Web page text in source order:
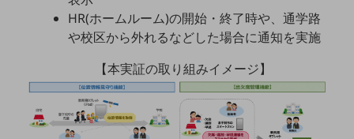
セキュリティ対策
人材不足解消
HR(ホームルーム)の開始・終了時や、通学路
や校区から外れるなどした場合に通知を実施
【本実証の取り組みイメージ】